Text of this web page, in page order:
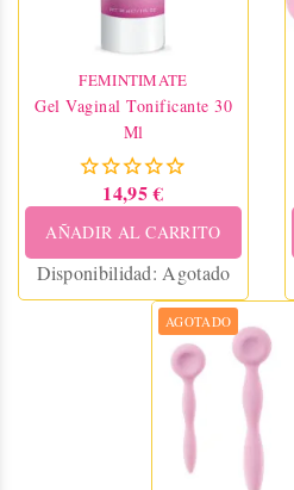
FEMINTIMATE
Gel Vaginal Tonificante 30
Ml
14,95 €
AÑADIR AL CARRITO
Disponibilidad: Agotado
AGOTADO